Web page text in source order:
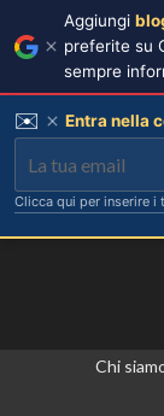
Chi
Aggiungi
preferite su
sempre
✉️ Entra nella
Clicca qui per inserire i